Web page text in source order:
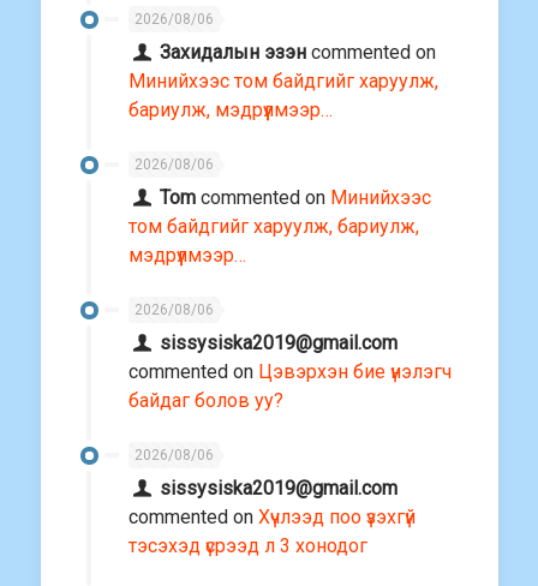
2026/08/06
Захидалын эзэн commented on
Минийхээс том байдгийг харуулж,
бариулж, мэдрүүлмээр…
2026/08/06
Tom commented on Минийхээс
том байдгийг харуулж, бариулж,
мэдрүүлмээр…
2026/08/06
sissysiska2019@gmail.com
commented on Цэвэрхэн бие үнэлэгч
байдаг болов уу?
2026/08/06
sissysiska2019@gmail.com
commented on Хүчлээд поо үзэхгүй
тэсэхэд үсрээд л 3 хонодог